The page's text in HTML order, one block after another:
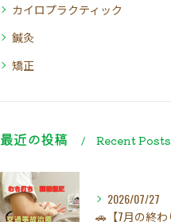
カイロプラクティック
鍼灸
矯正
最近の投稿 Recent Posts
2026/07/27